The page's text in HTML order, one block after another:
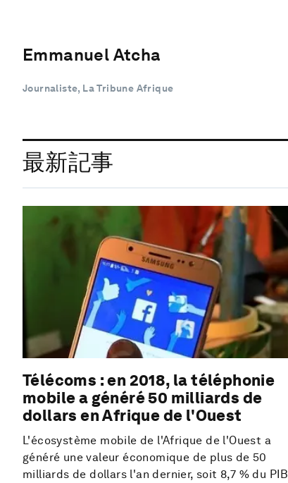
Emmanuel Atcha
Journaliste, La Tribune Afrique
最新記事
Télécoms : en 2018, la téléphonie
mobile a généré 50 milliards de
dollars en Afrique de l'Ouest
L'écosystème mobile de l'Afrique de l'Ouest a
généré une valeur économique de plus de 50
milliards de dollars l'an dernier, soit 8,7 % du PIB